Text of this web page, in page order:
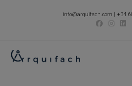
info@arquifach.com | +34